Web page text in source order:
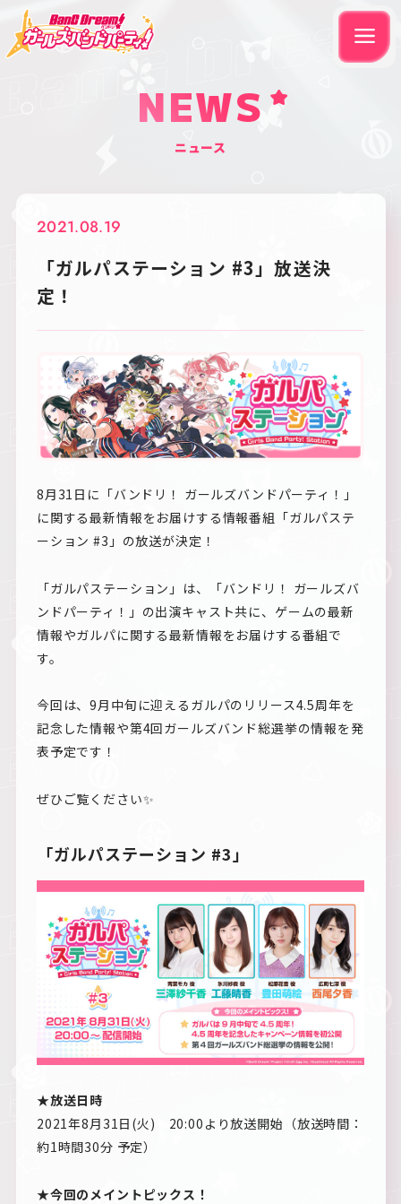
NEWS
ニュース
2021.08.19
「ガルパステーション #3」放送決
定！
8月31日に「バンドリ！ ガールズバンドパーティ！」
に関する最新情報をお届けする情報番組「ガルパステ
ーション #3」の放送が決定！
「ガルパステーション」は、「バンドリ！ ガールズバ
ンドパーティ！」の出演キャスト共に、ゲームの最新
情報やガルパに関する最新情報をお届けする番組で
す。
今回は、9月中旬に迎えるガルパのリリース4.5周年を
記念した情報や第4回ガールズバンド総選挙の情報を発
表予定です！
ぜひご覧ください✨
「ガルパステーション #3」
★放送日時
2021年8月31日(火) 20:00より放送開始（放送時間：
約1時間30分 予定）
★今回のメイントピックス！